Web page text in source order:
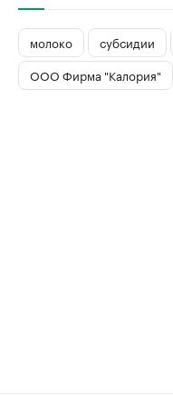
молоко субсидии
ООО Фирма "Калория"